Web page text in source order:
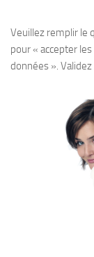
Veuillez remplir le
pour « accepter
données ».